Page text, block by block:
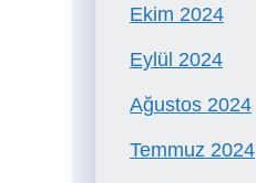
Ekim 2024
Eylül 2024
Ağustos 2024
Temmuz 2024